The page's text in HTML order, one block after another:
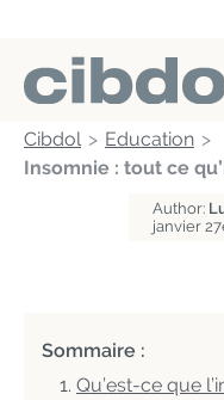
Cibdol
Education
Insomnie : tout ce
Author:
janvier
Sommaire :
Qu’est-ce que